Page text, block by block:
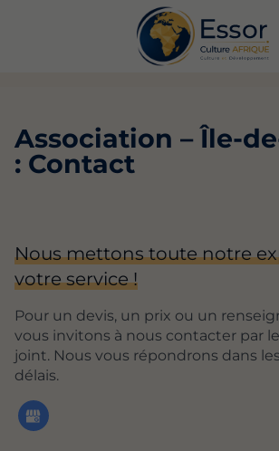
Association – Île-
: Contact
Nous mettons toute notre
votre service !
Pour un devis, un prix ou un
vous invitons à nous contacter par
joint. Nous vous répondrons dans
délais.